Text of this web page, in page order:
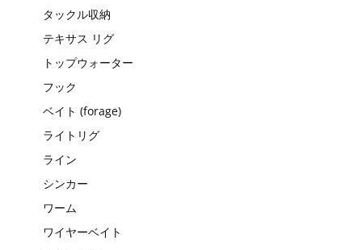
タックル収納
テキサス リグ
トップウォーター
フック
ベイト (forage)
ライトリグ
ライン
シンカー
ワーム
ワイヤーベイト